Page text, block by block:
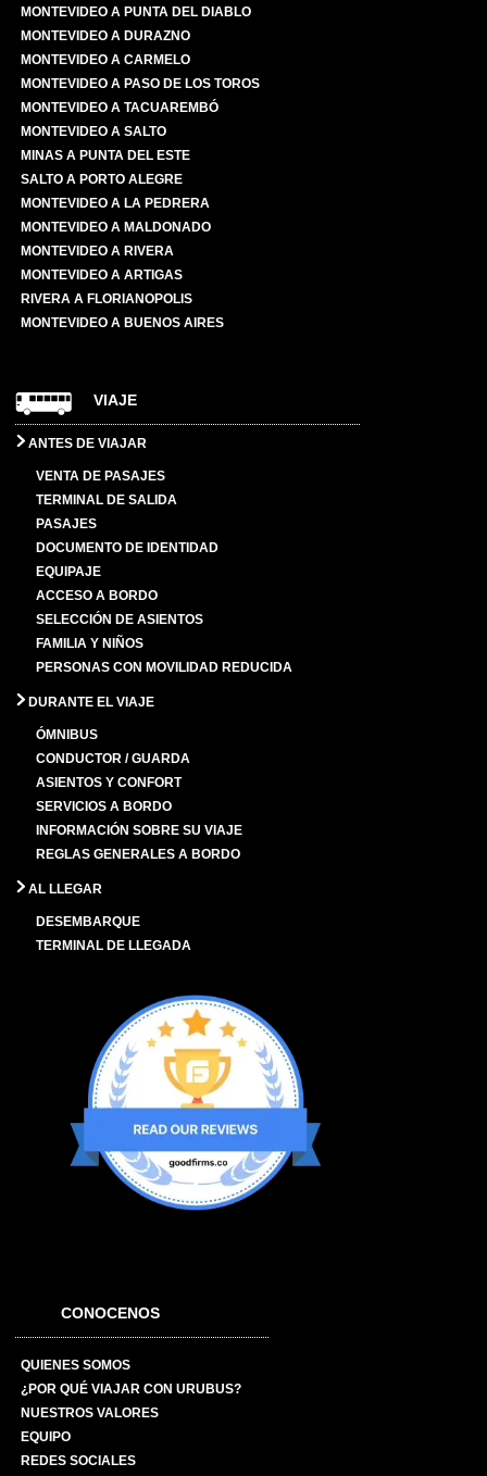
MONTEVIDEO A PUNTA DEL DIABLO
MONTEVIDEO A DURAZNO
MONTEVIDEO A CARMELO
MONTEVIDEO A PASO DE LOS TOROS
MONTEVIDEO A TACUAREMBÓ
MONTEVIDEO A SALTO
MINAS A PUNTA DEL ESTE
SALTO A PORTO ALEGRE
MONTEVIDEO A LA PEDRERA
MONTEVIDEO A MALDONADO
MONTEVIDEO A RIVERA
MONTEVIDEO A ARTIGAS
RIVERA A FLORIANOPOLIS
MONTEVIDEO A BUENOS AIRES
VIAJE
ANTES DE VIAJAR
VENTA DE PASAJES
TERMINAL DE SALIDA
PASAJES
DOCUMENTO DE IDENTIDAD
EQUIPAJE
ACCESO A BORDO
SELECCIÓN DE ASIENTOS
FAMILIA Y NIÑOS
PERSONAS CON MOVILIDAD REDUCIDA
DURANTE EL VIAJE
ÓMNIBUS
CONDUCTOR / GUARDA
ASIENTOS Y CONFORT
SERVICIOS A BORDO
INFORMACIÓN SOBRE SU VIAJE
REGLAS GENERALES A BORDO
AL LLEGAR
DESEMBARQUE
TERMINAL DE LLEGADA
CONOCENOS
QUIENES SOMOS
¿POR QUÉ VIAJAR CON URUBUS?
NUESTROS VALORES
EQUIPO
REDES SOCIALES